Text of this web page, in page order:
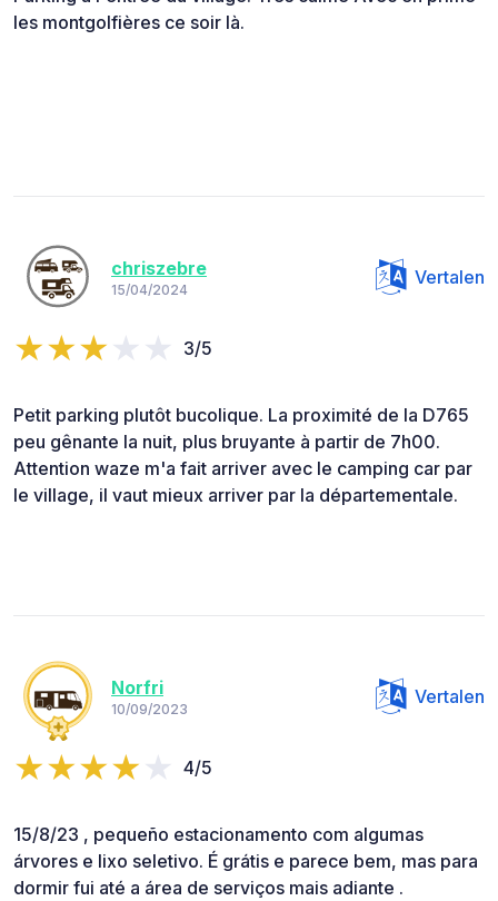
les montgolfières ce soir là.
chriszebre
15/04/2024
Vertalen
3/5
Petit parking plutôt bucolique. La proximité de la D765
peu gênante la nuit, plus bruyante à partir de 7h00.
Attention waze m'a fait arriver avec le camping car par
le village, il vaut mieux arriver par la départementale.
Norfri
10/09/2023
Vertalen
4/5
15/8/23 , pequeño estacionamento com algumas
árvores e lixo seletivo. É grátis e parece bem, mas para
dormir fui até a área de serviços mais adiante .